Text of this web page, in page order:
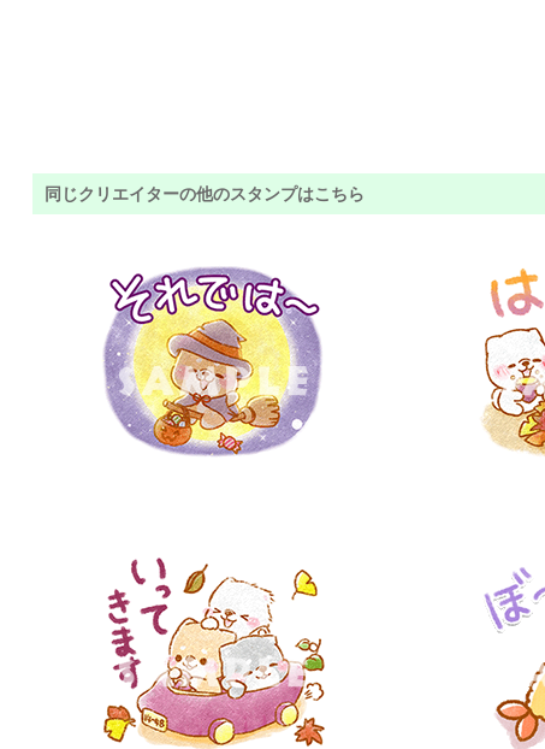
同じクリエイターの他のスタンプはこちら